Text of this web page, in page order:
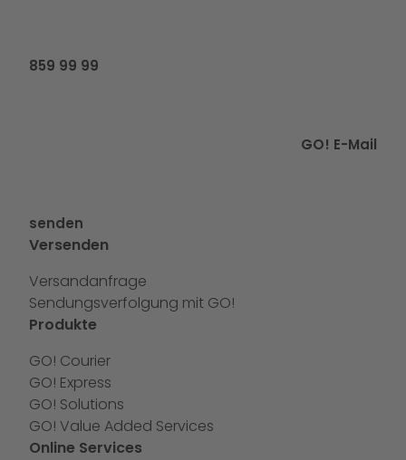
859 99 99
GO! E-Mail
senden
Versenden
Versandanfrage
Sendungsverfolgung mit GO!
Produkte
GO! Courier
GO! Express
GO! Solutions
GO! Value Added Services
Online Services